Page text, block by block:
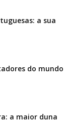
a sua
do mundo
a maior duna